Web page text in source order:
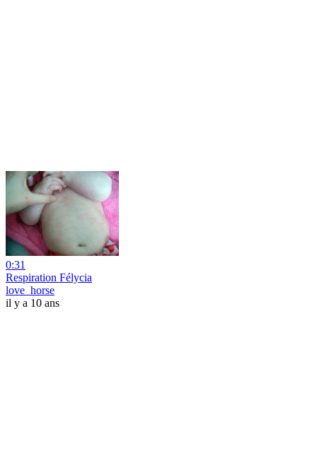
0:31
Respiration Félycia
love_horse
il y a 10 ans